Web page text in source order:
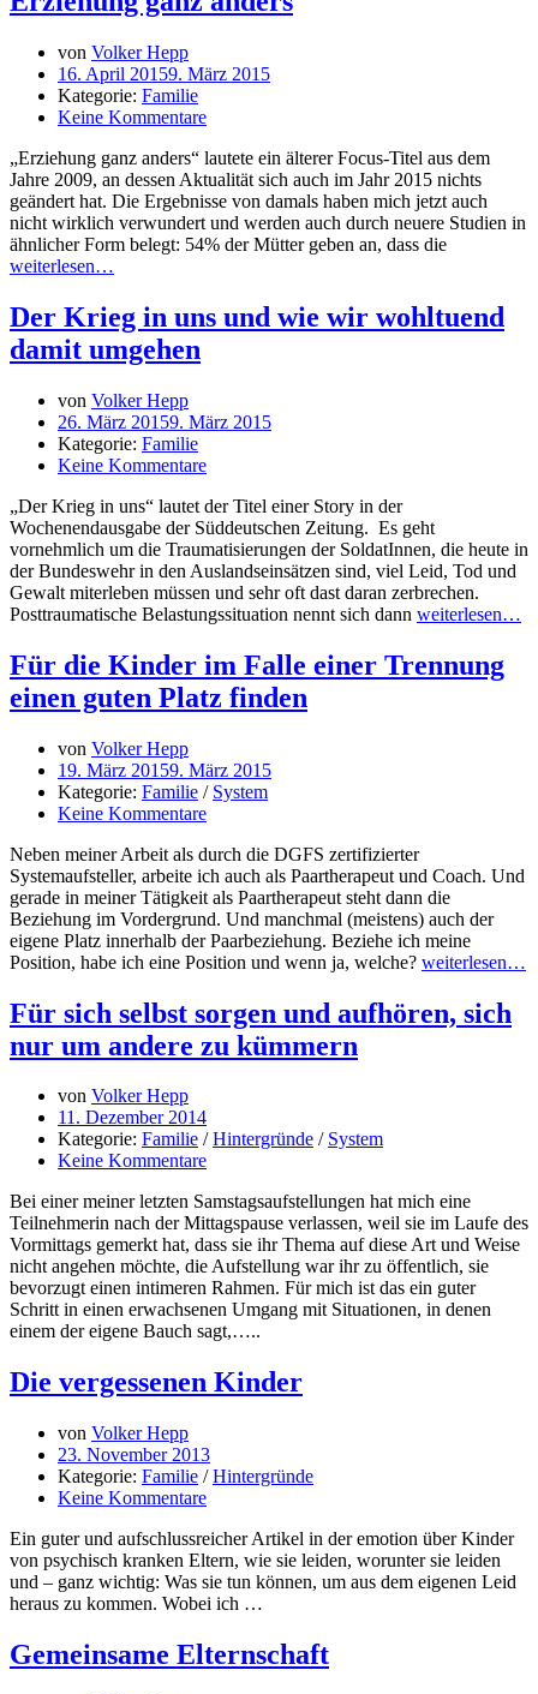
von Volker Hepp
16. April 20159. März 2015
Kategorie: Familie
Keine Kommentare
„Erziehung ganz anders“ lautete ein älterer Focus-Titel aus dem
Jahre 2009, an dessen Aktualität sich auch im Jahr 2015 nichts
geändert hat. Die Ergebnisse von damals haben mich jetzt auch
nicht wirklich verwundert und werden auch durch neuere Studien in
ähnlicher Form belegt: 54% der Mütter geben an, dass die
weiterlesen…
Der Krieg in uns und wie wir wohltuend
damit umgehen
von Volker Hepp
26. März 20159. März 2015
Kategorie: Familie
Keine Kommentare
„Der Krieg in uns“ lautet der Titel einer Story in der
Wochenendausgabe der Süddeutschen Zeitung. Es geht
vornehmlich um die Traumatisierungen der SoldatInnen, die heute in
der Bundeswehr in den Auslandseinsätzen sind, viel Leid, Tod und
Gewalt miterleben müssen und sehr oft dast daran zerbrechen.
Posttraumatische Belastungssituation nennt sich dann weiterlesen…
Für die Kinder im Falle einer Trennung
einen guten Platz finden
von Volker Hepp
19. März 20159. März 2015
Kategorie: Familie / System
Keine Kommentare
Neben meiner Arbeit als durch die DGFS zertifizierter
Systemaufsteller, arbeite ich auch als Paartherapeut und Coach. Und
gerade in meiner Tätigkeit als Paartherapeut steht dann die
Beziehung im Vordergrund. Und manchmal (meistens) auch der
eigene Platz innerhalb der Paarbeziehung. Beziehe ich meine
Position, habe ich eine Position und wenn ja, welche? weiterlesen…
Für sich selbst sorgen und aufhören, sich
nur um andere zu kümmern
von Volker Hepp
11. Dezember 2014
Kategorie: Familie /Hintergründe / System
Keine Kommentare
Bei einer meiner letzten Samstagsaufstellungen hat mich eine
Teilnehmerin nach der Mittagspause verlassen, weil sie im Laufe des
Vormittags gemerkt hat, dass sie ihr Thema auf diese Art und Weise
nicht angehen möchte, die Aufstellung war ihr zu öffentlich, sie
bevorzugt einen intimeren Rahmen. Für mich ist das ein guter
Schritt in einen erwachsenen Umgang mit Situationen, in denen
einem der eigene Bauch sagt,…..
Die vergessenen Kinder
von Volker Hepp
23. November 2013
Kategorie: Familie /Hintergründe
Keine Kommentare
Ein guter und aufschlussreicher Artikel in der emotion über Kinder
von psychisch kranken Eltern, wie sie leiden, worunter sie leiden
und – ganz wichtig: Was sie tun können, um aus dem eigenen Leid
heraus zu kommen. Wobei ich …
Gemeinsame Elternschaft